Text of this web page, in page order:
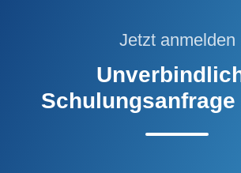
Jetzt anmelden